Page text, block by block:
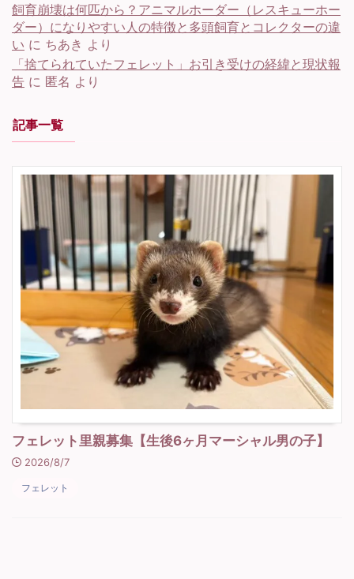
飼育崩壊は何匹から？アニマルホーダー（レスキューホー
ダー）になりやすい人の特徴と多頭飼育とコレクターの違
い に ちあき より
「捨てられていたフェレット」お引き受けの経緯と現状報
告 に 匿名 より
記事一覧
フェレット里親募集【生後6ヶ月マーシャル男の子】
2026/8/7
フェレット